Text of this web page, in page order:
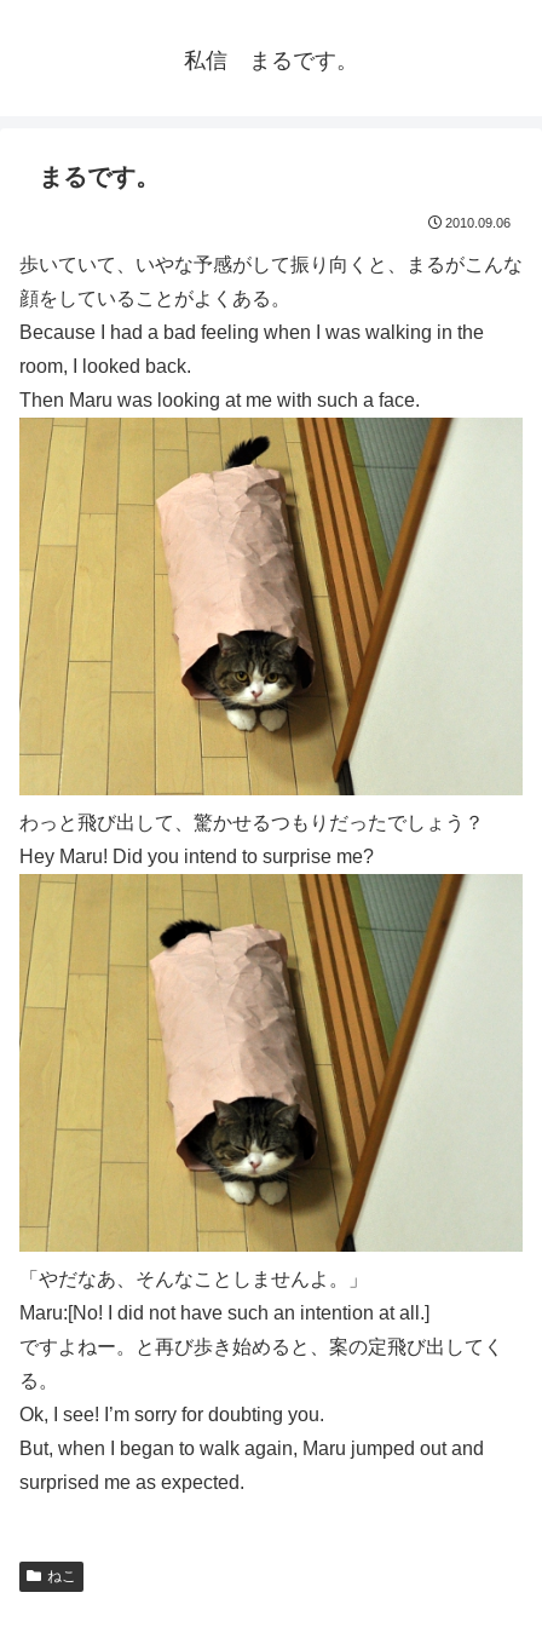
私信 まるです。
まるです。
2010.09.06
歩いていて、いやな予感がして振り向くと、まるがこんな
顔をしていることがよくある。
Because I had a bad feeling when I was walking in the
room, I looked back.
Then Maru was looking at me with such a face.
わっと飛び出して、驚かせるつもりだったでしょう？
Hey Maru! Did you intend to surprise me?
「やだなあ、そんなことしませんよ。」
Maru:[No! I did not have such an intention at all.]
ですよねー。と再び歩き始めると、案の定飛び出してく
る。
Ok, I see! I’m sorry for doubting you.
But, when I began to walk again, Maru jumped out and
surprised me as expected.
ねこ